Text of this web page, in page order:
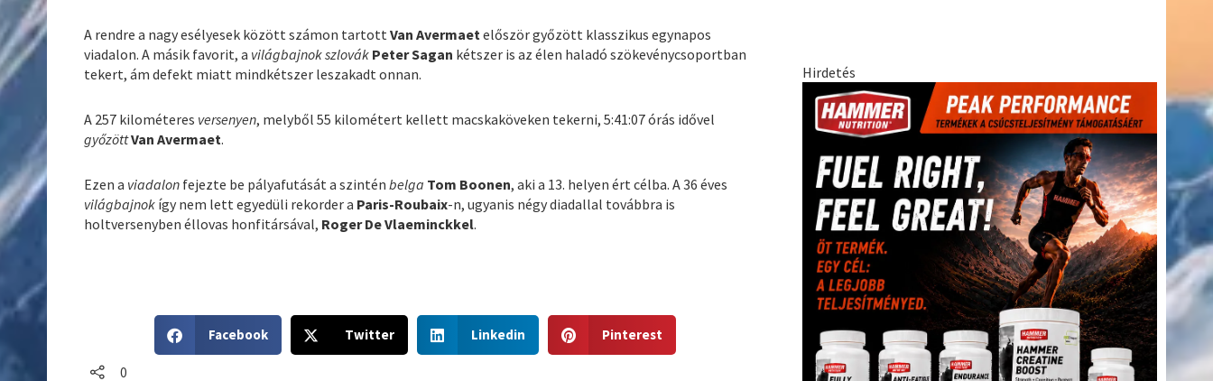
A rendre a nagy esélyesek között számon tartottVan Avermaetelőször győzött klasszikus egynapos
viadalon. A másik favorit, a világbajnok szlovák Peter Sagan kétszer is az élen haladó szökevénycsoportban
tekert, ám defekt miatt mindkétszer leszakadt onnan.
A 257 kilométeres versenyen, melyből 55 kilométert kellett macskaköveken tekerni, 5:41:07 órás idővel
győzöttVan Avermaet.
Ezen a viadalon fejezte be pályafutását a szinténbelga Tom Boonen, aki a 13. helyen ért célba. A 36 éves
világbajnok így nem lett egyedüli rekorder a Paris-Roubaix-n, ugyanis négy diadallal továbbra is
holtversenyben éllovas honfitársával, Roger De Vlaeminckkel.
h
Facebook
h
Twitter
h
Linkedin
h
Pinterest
0
Hirdetés